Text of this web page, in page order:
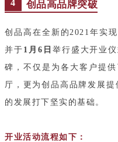
4 创品高品牌突破
创品高在全新的2021年实
并于 1月6日 举行盛大开业
碑，不仅是为各大客户提
厅，更为创品高品牌发展
的发展打下坚实的基础。
开业活动流程如下：